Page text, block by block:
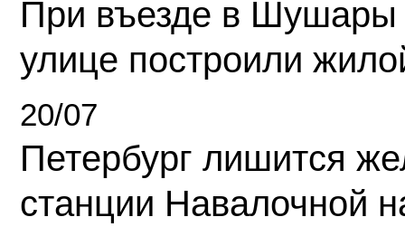
При въезде в Шушары
улице построили
20/07
Петербург лишится
станции Навалочной